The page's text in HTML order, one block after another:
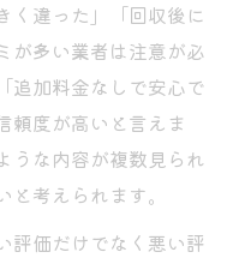
求や突然の訪問の危
極めポイントまとめ
品回収業者の条件
提示の確認方法
品回収業者の特徴
く違った」「回収後に
が多い業者は注意が必
追加料金なしで安心で
頼度が高いと言えま
うな内容が複数見られ
考えられます。
評価だけでなく悪い評